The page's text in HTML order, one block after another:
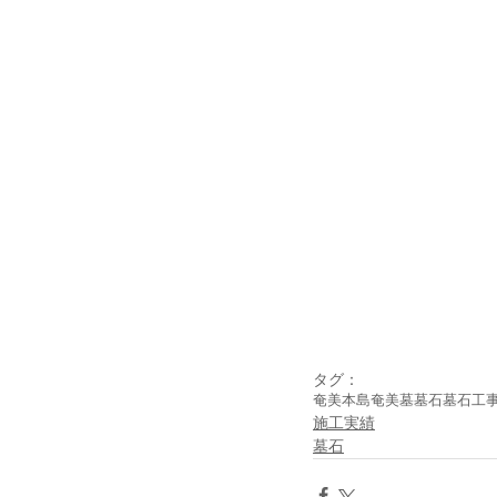
タグ：
奄美本島奄美墓墓石墓石工
施工実績
墓石